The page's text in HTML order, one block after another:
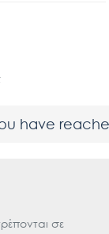
have
σε